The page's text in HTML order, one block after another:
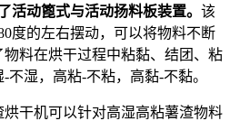
活动篦式与活动扬料板装置。 该
度的左右摆动，可以将物料不断
料在烘干过程中粘黏、结团、粘
湿，高粘-不粘，高黏-不黏。
干机可以针对高湿高粘薯渣物料